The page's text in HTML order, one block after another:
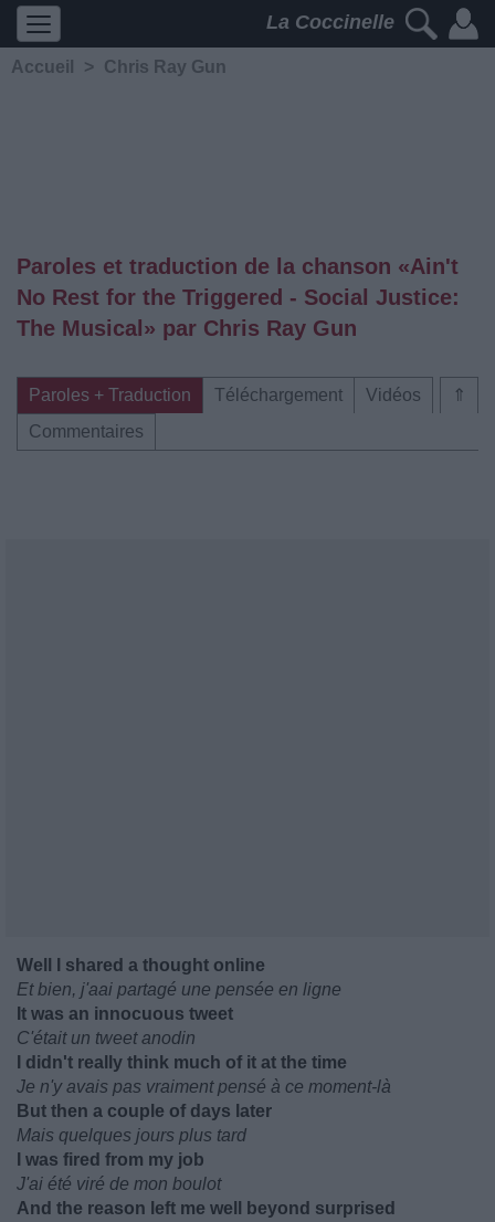
La Coccinelle
Accueil > Chris Ray Gun
Paroles et traduction de la chanson «Ain't
No Rest for the Triggered - Social Justice:
The Musical» par Chris Ray Gun
⇑
Paroles + Traduction Téléchargement
Vidéos
Commentaires
Well I shared a thought online
Et bien, j'aai partagé une pensée en ligne
It was an innocuous tweet
C'était un tweet anodin
I didn't really think much of it at the time
Je n'y avais pas vraiment pensé à ce moment-là
But then a couple of days later
Mais quelques jours plus tard
I was fired from my job
J'ai été viré de mon boulot
And the reason left me well beyond surprised